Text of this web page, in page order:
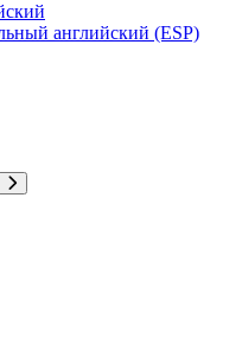
английский (ESP)